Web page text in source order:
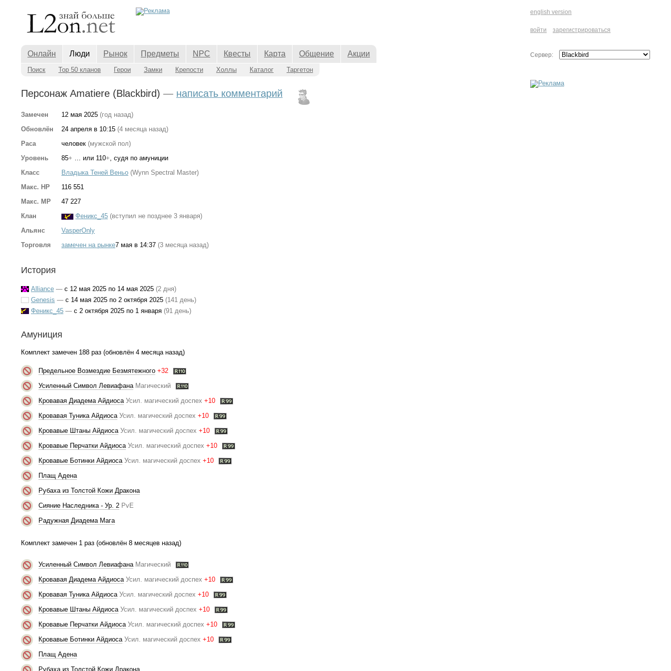
english version
войти зарегистрироваться
Сервер:
Онлайн Люди Рынок Предметы NPC Квесты Карта Общение Акции
Поиск Top 50 кланов Герои Замки Крепости Холлы Каталог Таргетон
Персонаж Amatiere (Blackbird) — написать комментарий
Замечен 12 мая 2025 (год назад)
Обновлён
24 апреля в 10:15 (4 месяца назад)
Раса
человек (мужской пол)
Уровень
85+ … или 110+, судя по амуниции
Класс
Владыка Теней Веньо (Wynn Spectral Master)
Макс. HP
116 551
Макс. MP
47 227
Клан
Феникс_45 (вступил не позднее 3 января)
Альянс
VasperOnly
Торговля
замечен на рынке7 мая в 14:37 (3 месяца назад)
История
Alliance — с 12 мая 2025 по 14 мая 2025 (2 дня)
Genesis — с 14 мая 2025 по 2 октября 2025 (141 день)
Феникс_45 — с 2 октября 2025 по 1 января (91 день)
Амуниция
Комплект замечен 188 раз (обновлён 4 месяца назад)
Предельное Возмездие Безмятежного +32
Усиленный Символ Левиафана Магический
Кровавая Диадема Айдиоса Усил. магический доспех +10
Кровавая Туника Айдиоса Усил. магический доспех +10
Кровавые Штаны Айдиоса Усил. магический доспех +10
Кровавые Перчатки Айдиоса Усил. магический доспех +10
Кровавые Ботинки Айдиоса Усил. магический доспех +10
Плащ Адена
Рубаха из Толстой Кожи Дракона
Сияние Наследника - Ур. 2 PvE
Радужная Диадема Мага
Комплект замечен 1 раз (обновлён 8 месяцев назад)
Усиленный Символ Левиафана Магический
Кровавая Диадема Айдиоса Усил. магический доспех +10
Кровавая Туника Айдиоса Усил. магический доспех +10
Кровавые Штаны Айдиоса Усил. магический доспех +10
Кровавые Перчатки Айдиоса Усил. магический доспех +10
Кровавые Ботинки Айдиоса Усил. магический доспех +10
Плащ Адена
Рубаха из Толстой Кожи Дракона